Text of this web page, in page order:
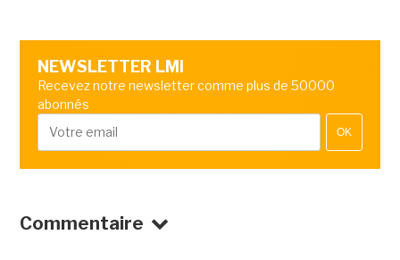
NEWSLETTER LMI
Recevez notre newsletter comme plus de 50000
abonnés
OK
Commentaire